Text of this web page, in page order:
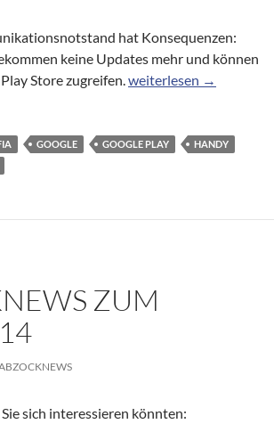
hat Konsequenzen:
keine Updates mehr und können
Store zugreifen.Google sperrt Android-
weiterlesen →
GOOGLE GOOGLE PLAY
HANDY
ZUM
sich interessieren könnten: